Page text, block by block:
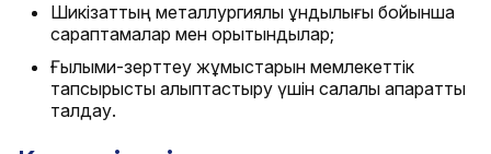
Шикізаттың металлургиялық құндылығы бойынша
сараптамалар мен қорытындылар;
Ғылыми-зерттеу жұмыстарын мемлекеттік
тапсырысты қалыптастыру үшін салалық ақпаратты
талдау.